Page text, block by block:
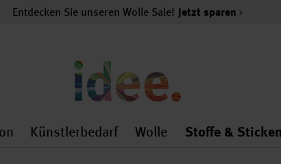
Entdecken Sie unseren Wolle Sale! Jetzt sparen
Dekoration general.openMenu
Künstlerbedarf
Künstlerbedarf
Wolle
Wolle
Stoffe & Sticken